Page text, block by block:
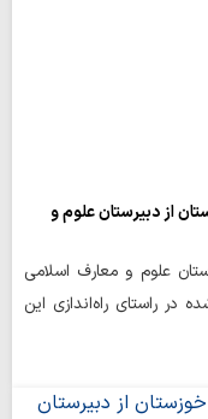
از دبیرستان علوم و
علوم و معارف اسلامی
در راستای راه‌اندازی این